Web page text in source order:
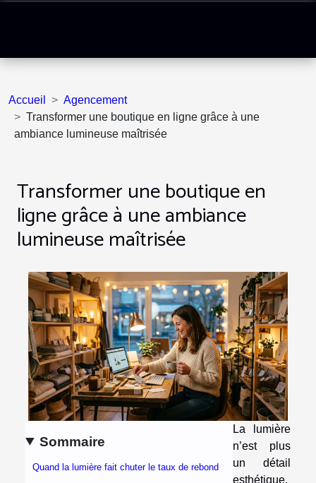
Accueil
Agencement
Transformer une boutique en ligne grâce à une
ambiance lumineuse maîtrisée
Transformer une boutique en
ligne grâce à une ambiance
lumineuse maîtrisée
Sommaire
Quand la lumière fait chuter le taux de rebond
La lumière
n’est plus
un détail
esthétique,